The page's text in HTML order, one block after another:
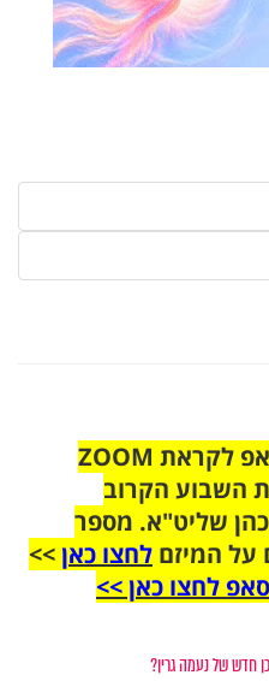
הצטרפו לקבוצת הוואטסאפ לקראת ZOOM
השבוע הקרוב
שליט"א. מספר
על המיזם לחצו כאן>>
לחצו כאן >>
חדש של נעמה גרין?